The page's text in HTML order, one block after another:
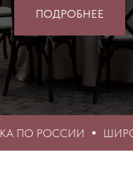
ПОДРОБНЕЕ
ПО РОССИИ